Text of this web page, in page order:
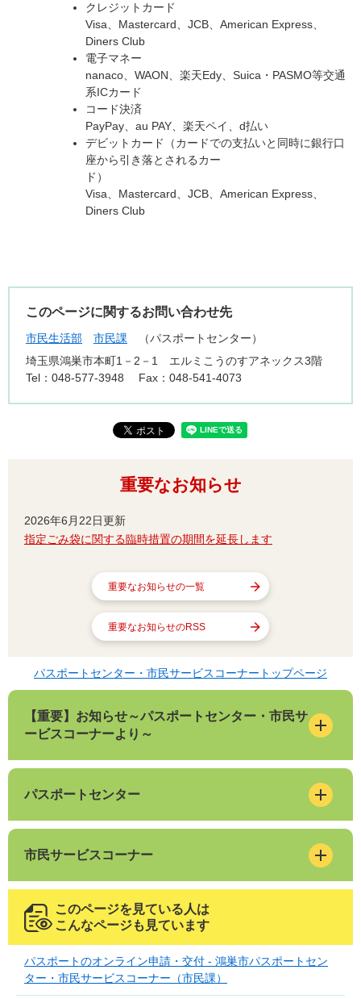
クレジットカード
Visa、Mastercard、JCB、American Express、
Diners Club
電子マネー
nanaco、WAON、楽天Edy、Suica・PASMO等交通
系ICカード
コード決済
PayPay、au PAY、楽天ペイ、d払い
デビットカード（カードでの支払いと同時に銀行口
座から引き落とされるカー
Visa、Mastercard、JCB、American Express、
Diners Club
このページに関するお問い合わせ先
市民生活部 市民課
パスポートセンター
埼玉県鴻巣市本町1－2－1 エルミこうのすアネックス3階
Tel：048-577-3948
Fax：048-541-4073
重要なお知らせ
2026年6月22日更新
指定ごみ袋に関する臨時措置の期間を延長します
重要なお知らせの一覧
重要なお知らせのRSS
パスポートセンター・市民サービスコーナートップページ
【重要】お知らせ～パスポートセンター・市民サ
ービスコーナーより～
パスポートセンター
市民サービスコーナー
このページを見ている人は
こんなページも見ています
パスポートのオンライン申請・交付 - 鴻巣市パスポートセン
ター・市民サービスコーナー（市民課）